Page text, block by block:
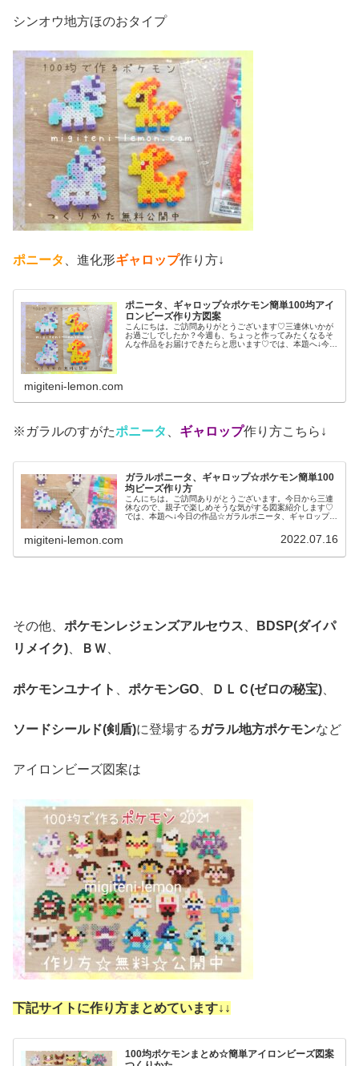
シンオウ地方ほのおタイプ
ポニータ 、進化形ギャロップ作り方↓
ポニータ、ギャロップ☆ポケモン簡単100均アイ
ロンビーズ作り方図案
こんにちは。ご訪問ありがとうございます♡三連休いかが
お過ごしでしたか？今週も、ちょっと作ってみたくなるそ
んな作品をお届けできたらと思います♡では、本題へ↓今日
migiteni-lemon.com
※ガラルのすがたポニータ 、 ギャロップ作り方こちら↓
ガラルポニータ、ギャロップ☆ポケモン簡単100
均ビーズ作り方
こんにちは。ご訪問ありがとうございます。今日から三連
休なので、親子で楽しめそうな気がする図案紹介します♡
では、本題へ↓今日の作品☆ガラルポニータ、ギャロップ前
migiteni-lemon.com 2022.07.16
その他、 ポケモンレジェンズアルセウス
BDSP(ダイパ
リメイク)
ＢＷ
ポケモンユナイト ポケモンGO ＤＬＣ(ゼロの秘宝)
ソードシールド(剣盾)に登場する ガラル地方ポケモンなど
アイロンビーズ図案は
下記サイトに作り方まとめています↓ ↓
100均ポケモンまとめ☆簡単アイロンビーズ図案